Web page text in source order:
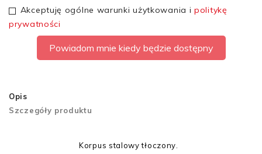
Akceptuję ogólne warunki użytkowania ipolitykę
prywatności
Powiadom mnie kiedy będzie dostępny
Opis
Szczegóły produktu
Korpus stalowy tłoczony.